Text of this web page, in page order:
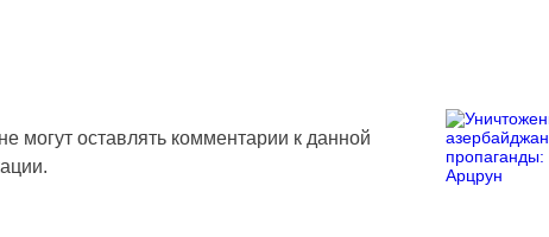
могут оставлять комментарии к данной